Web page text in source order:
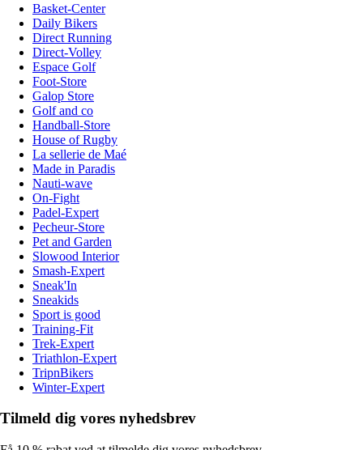
Basket-Center
Daily Bikers
Direct Running
Direct-Volley
Espace Golf
Foot-Store
Galop Store
Golf and co
Handball-Store
House of Rugby
La sellerie de Maé
Made in Paradis
Nauti-wave
On-Fight
Padel-Expert
Pecheur-Store
Pet and Garden
Slowood Interior
Smash-Expert
Sneak'In
Sneakids
Sport is good
Training-Fit
Trek-Expert
Triathlon-Expert
TripnBikers
Winter-Expert
Tilmeld dig vores nyhedsbrev